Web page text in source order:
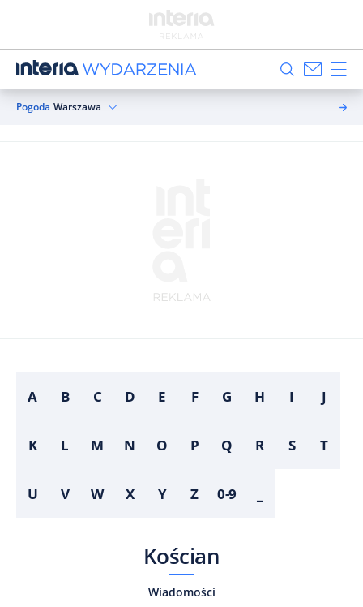
Pogoda Warszawa
A B C D E F G H I J
K L M N O P Q R S T
U V W X Y Z 0-9
Kościan
Wiadomości